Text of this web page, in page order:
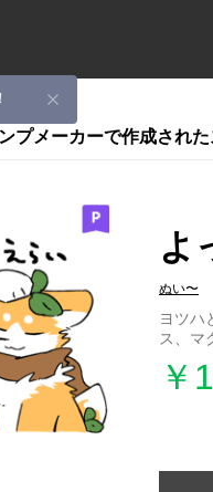
プメーカーで作成された
よ
ぬい〜
ヨツハ
ス、マ
￥